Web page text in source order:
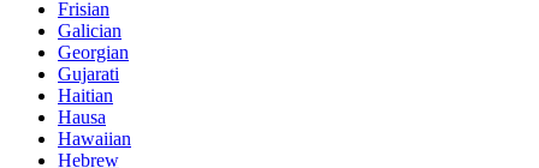
Frisian
Galician
Georgian
Gujarati
Haitian
Hausa
Hawaiian
Hebrew